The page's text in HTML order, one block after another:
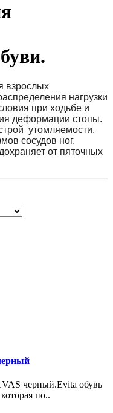
взрослых
нагрузки
при ходьбе и
деформации стопы.
утомляемости,
сосудов ног,
от пяточных
черный.Evita обувь
по..